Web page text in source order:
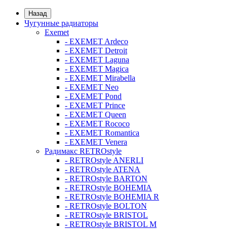
Назад
Чугунные радиаторы
Exemet
- EXEMET Ardeco
- EXEMET Detroit
- EXEMET Laguna
- EXEMET Magica
- EXEMET Mirabella
- EXEMET Neo
- EXEMET Pond
- EXEMET Prince
- EXEMET Queen
- EXEMET Rococo
- EXEMET Romantica
- EXEMET Venera
Радимакс RETROstyle
- RETROstyle ANERLI
- RETROstyle ATENA
- RETROstyle BARTON
- RETROstyle BOHEMIA
- RETROstyle BOHEMIA R
- RETROstyle BOLTON
- RETROstyle BRISTOL
- RETROstyle BRISTOL M